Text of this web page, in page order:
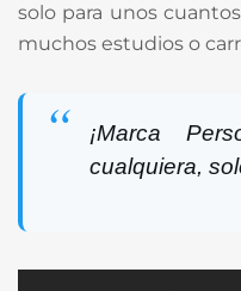
solo para unos
muchos estudios o
¡Marca
cualquiera,